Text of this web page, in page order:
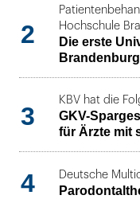
2
Hochschule
Die erste
3
KBV hat die
GKV-
für Ärzte mit
4 Deutsche